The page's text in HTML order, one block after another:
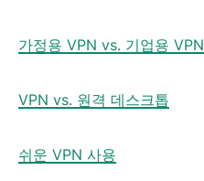
가정용 VPN vs. 기업용 VPN
VPN vs. 원격 데스크톱
쉬운 VPN 사용